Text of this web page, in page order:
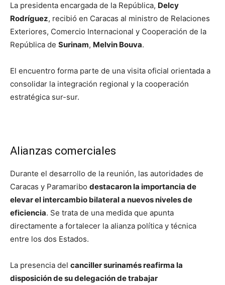
La presidenta encargada de la República, Delcy
Rodríguez, recibió en Caracas al ministro de Relaciones
Exteriores, Comercio Internacional y Cooperación de la
República de Surinam, Melvin Bouva.
El encuentro forma parte de una visita oficial orientada a
consolidar la integración regional y la cooperación
estratégica sur-sur.
Alianzas comerciales
Durante el desarrollo de la reunión, las autoridades de
Caracas y Paramaribo destacaron la importancia de
elevar el intercambio bilateral a nuevos niveles de
eficiencia. Se trata de una medida que apunta
directamente a fortalecer la alianza política y técnica
entre los dos Estados.
La presencia del canciller surinamés reafirma la
disposición de su delegación de trabajar